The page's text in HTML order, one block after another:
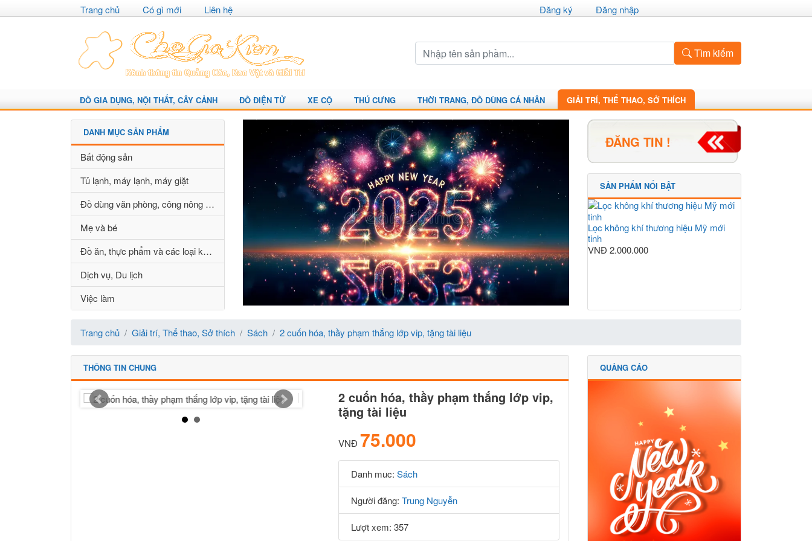
Trang chủ Có gì mới Liên hệ Đăng ký Đăng nhập
Tìm kiếm
ĐỒ GIA DỤNG, NỘI THẤT, CÂY CẢNH ĐỒ ĐIỆN TỬ XE CỘ THÚ CƯNG THỜI TRANG, ĐỒ DÙNG CÁ NHÂN GIẢI TRÍ, THỂ THAO, SỞ THÍCH
DANH MỤC SẢN PHẨM
Bất động sản
Tủ lạnh, máy lạnh, máy giặt
Đồ dùng văn phòng, công nông nghiệp
Mẹ và bé
Đồ ăn, thực phẩm và các loại khác
Dịch vụ, Du lịch
Việc làm
ĐĂNG TIN !
SẢN PHẨM NỔI BẬT
Lọc không khí thương hiệu Mỹ mới
tinh
VNĐ 2.000.000
Trang chủ Giải trí, Thể thao, Sở thích Sách 2 cuốn hóa, thầy phạm thắng lớp vip, tặng tài liệu
THÔNG TIN CHUNG
2 cuốn hóa, thầy phạm thắng lớp vip,
tặng tài liệu
VNĐ 75.000
Danh muc: Sách
Người đăng: Trung Nguyễn
Lượt xem: 357
QUẢNG CÁO